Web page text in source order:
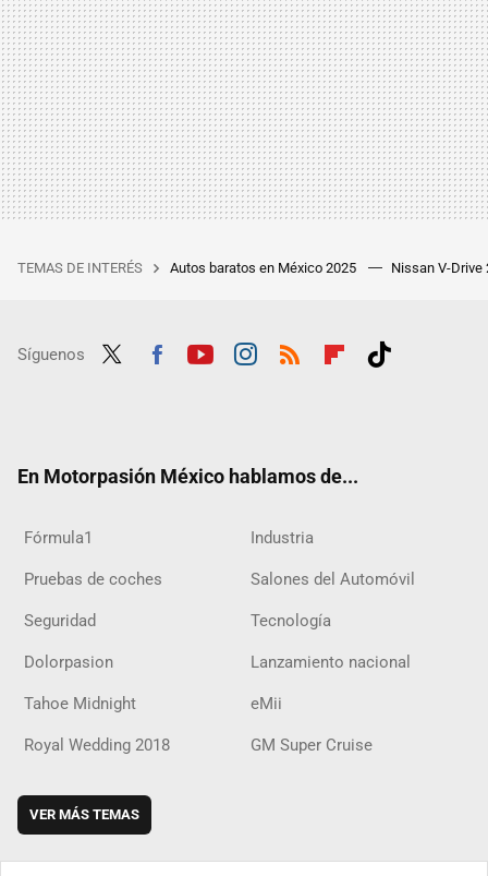
TEMAS DE INTERÉS Autos baratos en México 2025 Nissan V-Drive
Síguenos
En Motorpasión México hablamos de...
Fórmula1 Industria
Pruebas de coches Salones del Automóvil
Seguridad Tecnología
Dolorpasion Lanzamiento nacional
Tahoe Midnight eMii
Royal Wedding 2018 GM Super Cruise
VER MÁS TEMAS